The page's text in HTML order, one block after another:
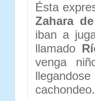
Ésta
Zahara
iban a
llamado
venga
cachondeo.